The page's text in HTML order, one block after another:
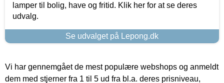
lamper til bolig, have og fritid. Klik her for at se deres
udvalg.
Se udvalget på Lepong.dk
Vi har gennemgået de mest populære webshops og anmeldt
dem med stjerner fra 1 til 5 ud fra bl.a. deres prisniveau,